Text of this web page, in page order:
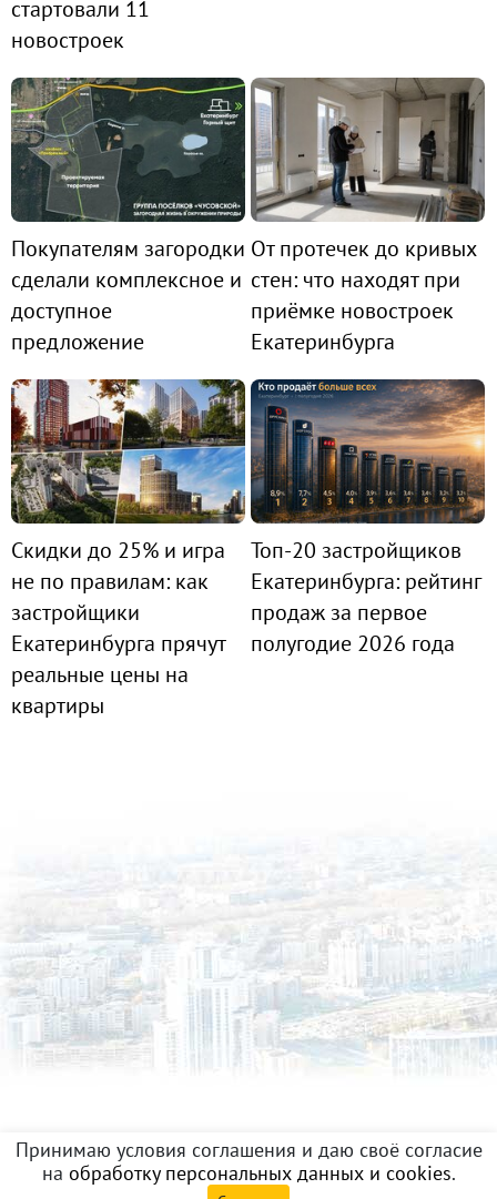
стартовали 11
новостроек
Покупателям загородки
сделали комплексное и
доступное
предложение
От протечек до кривых
стен: что находят при
приёмке новостроек
Екатеринбурга
Скидки до 25% и игра
не по правилам: как
застройщики
Екатеринбурга прячут
реальные цены на
квартиры
Топ-20 застройщиков
Екатеринбурга: рейтинг
продаж за первое
полугодие 2026 года
Принимаю условия соглашения и даю своё согласие
на обработку персональных данных и cookies.